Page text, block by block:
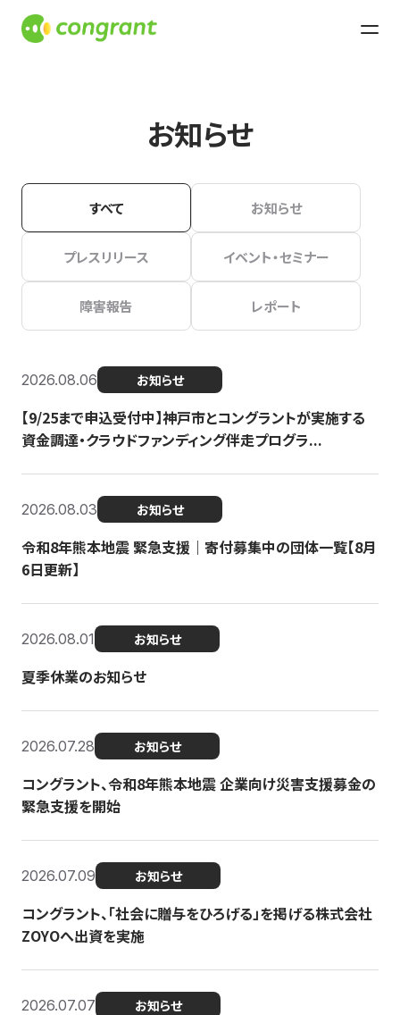
お知らせ
すべて お知らせ
プレスリリース イベント・セミナー
障害報告 レポート
2026.08.06 お知らせ
【9/25まで申込受付中】神戸市とコングラントが実施する
資金調達・クラウドファンディング伴走プログラ...
2026.08.03 お知らせ
令和8年熊本地震 緊急支援｜寄付募集中の団体一覧【8月
6日更新】
2026.08.01 お知らせ
夏季休業のお知らせ
2026.07.28 お知らせ
コングラント、令和8年熊本地震 企業向け災害支援募金の
緊急支援を開始
2026.07.09 お知らせ
コングラント、「社会に贈与をひろげる」を掲げる株式会社
ZOYOへ出資を実施
2026.07.07 お知らせ